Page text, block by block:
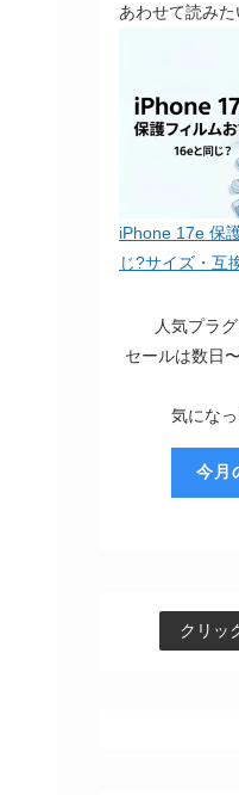
あわせて読みた
iPhone 17e 保
じ?サイズ・互
人気プラ
セールは数日
気にな
今月
クリッ